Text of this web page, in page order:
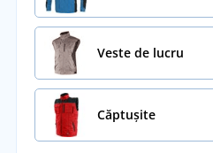
Veste de lucru
Căptușite